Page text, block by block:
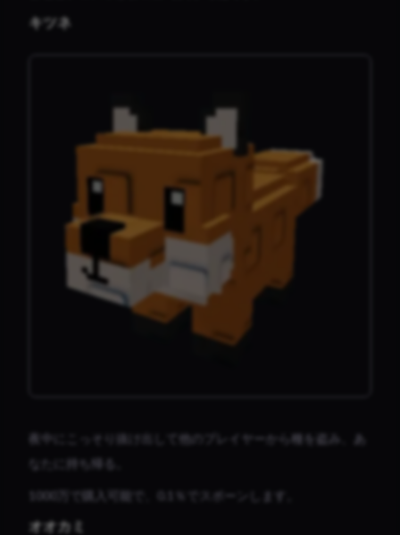
キツネ
夜中にこっそり抜け出して他のプレイヤーから種を盗み、あ
なたに持ち帰る。
1000万で購入可能で、0.1％でスポーンします。
オオカミ